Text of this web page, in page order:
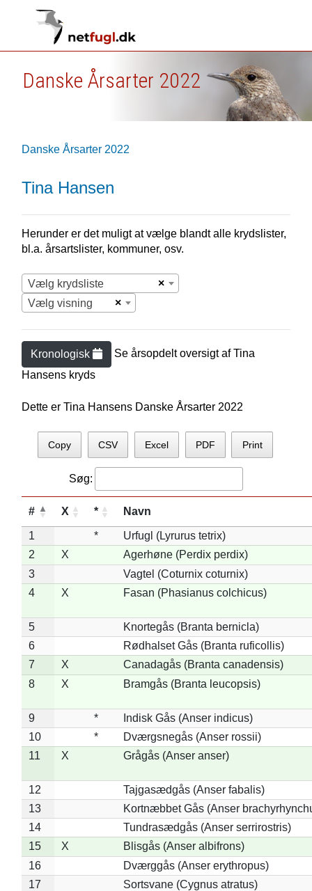
Danske Årsarter 2022
Danske Årsarter 2022
Tina Hansen
Herunder er det muligt at vælge blandt alle krydslister,
bl.a. årsartslister, kommuner, osv.
×
Vælg krydsliste
×
Vælg visning
Kronologisk Se årsopdelt oversigt afTina
Hansens kryds
Dette er Tina Hansens Danske Årsarter 2022
Copy CSV Excel PDF Print
Søg:
# X * Navn
1 *
Urfugl (Lyrurus tetrix)
2
X
Agerhøne (Perdix perdix)
3
Vagtel (Coturnix coturnix)
4
X Fasan (Phasianus colchicus)
5
Knortegås (Branta bernicla)
6
Rødhalset Gås (Branta ruficollis)
7
X
Canadagås (Branta canadensis)
8
X Bramgås (Branta leucopsis)
9 *
Indisk Gås (Anser indicus)
10
*
Dværgsnegås (Anser rossii)
11
X Grågås (Anser anser)
12
Tajgasædgås (Anser fabalis)
13
Kortnæbbet Gås (Anser
14
Tundrasædgås (Anser serrirostris)
15
X
Blisgås (Anser albifrons)
16
Dværggås (Anser erythropus)
17
Sortsvane (Cygnus atratus)